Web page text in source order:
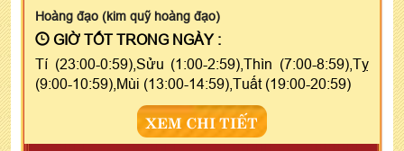
Hoàng đạo (kim quỹ hoàng đạo)
GIỜ TỐT TRONG NGÀY :
Tí (23:00-0:59),Sửu (1:00-2:59),Thìn (7:00-8:59),Tỵ
(9:00-10:59),Mùi (13:00-14:59),Tuất (19:00-20:59)
XEM CHI TIẾT